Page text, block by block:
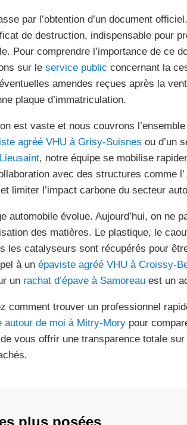
par l’obtention d’un document
de destruction, indispensable pour
Pour comprendre l’importance de ce
sur le service public concernant la
amendes reçues après la
plaque d’immatriculation.
est vaste et nous couvrons
agréé VHU à Grisy-Suisnes ou d’un
, notre équipe se mobilise
avec des structures comme l’
limiter l’impact carbone du secteur
automobile évolue. Aujourd’hui, on ne
des matières. Le plastique, le
les catalyseurs sont récupérés pour
à un épaviste agréé VHU à Croissy-
un rachat d’épave à Samoreauest un
comment trouver un professionnel
autour de moi à Mitry-Morypour
vous offrir une transparence totale